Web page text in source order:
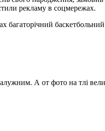
рекламу в соцмережах.
багаторічний
Залужним. А от фото на тлі